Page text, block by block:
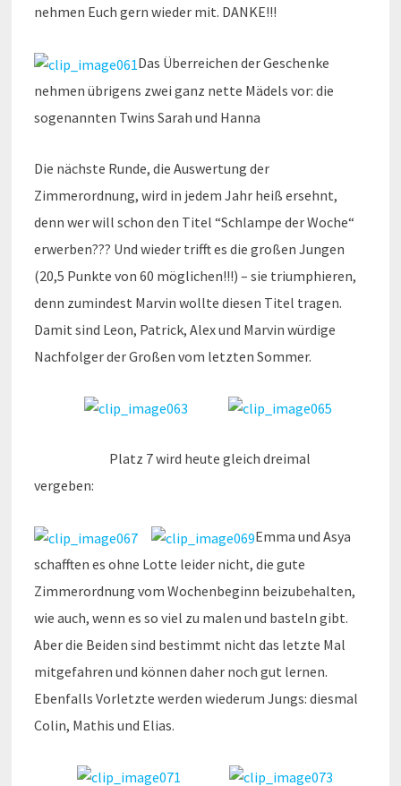
nehmen Euch gern wieder mit. DANKE!!!
Das Überreichen der Geschenke
nehmen übrigens zwei ganz nette Mädels vor: die
sogenannten Twins Sarah und Hanna
Die nächste Runde, die Auswertung der
Zimmerordnung, wird in jedem Jahr heiß ersehnt,
denn wer will schon den Titel “Schlampe der Woche“
erwerben??? Und wieder trifft es die großen Jungen
(20,5 Punkte von 60 möglichen!!!) – sie triumphieren,
denn zumindest Marvin wollte diesen Titel tragen.
Damit sind Leon, Patrick, Alex und Marvin würdige
Nachfolger der Großen vom letzten Sommer.
Platz 7 wird heute gleich dreimal
vergeben:
Emma und Asya
schafften es ohne Lotte leider nicht, die gute
Zimmerordnung vom Wochenbeginn beizubehalten,
wie auch, wenn es so viel zu malen und basteln gibt.
Aber die Beiden sind bestimmt nicht das letzte Mal
mitgefahren und können daher noch gut lernen.
Ebenfalls Vorletzte werden wiederum Jungs: diesmal
Colin, Mathis und Elias.